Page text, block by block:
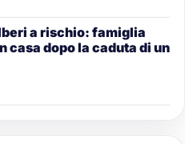
a rischio: famiglia
casa dopo la caduta di un